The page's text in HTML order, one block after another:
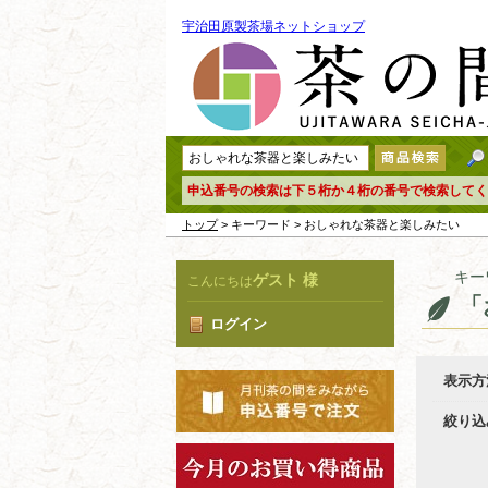
宇治田原製茶場ネットショップ
申込番号の検索は下５桁か４桁の番号で検索して
トップ> キーワード > おしゃれな茶器と楽しみたい
こんにちはゲスト 様
ログイン
キ
表示
絞り